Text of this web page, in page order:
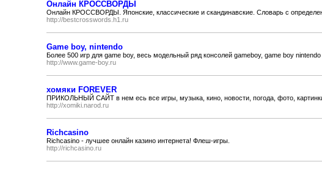
Онлайн КРОССВОРДЫ
Онлайн КРОССВОРДЫ. Японские, классические и скандинавские. Словарь с
http://bestcrosswords.h1.ru
Game boy, nintendo
Более 500 игр для game boy, весь модельный ряд консолей gameboy, game boy
http://www.game-boy.ru
хомяки FOREVER
ПРИКОЛЬНЫЙ САЙТ в нем есь все игры, музыка, кино, новости, погода, фото,
http://xomiki.narod.ru
Richcasino
Richcasino - лучшее онлайн казино интернета! Флеш-игры.
http://richcasino.ru